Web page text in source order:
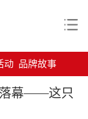
动 品牌故事
落幕——这只